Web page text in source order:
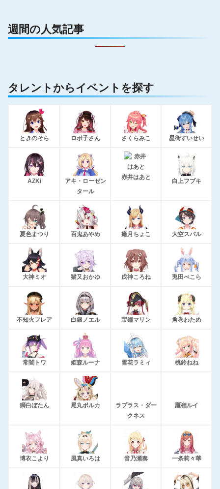
週間の人気記事
タレントからイベントを探す
ときのそら ロボ子さん さくらみこ 星街すいせい
AZKi
アキ・ローゼン
タール
赤井はあと
白上フブキ
夏色まつり 百鬼あやめ 癒月ちょこ 大空スバル
大神ミオ 猫又おかゆ 戌神ころね 兎田ぺこら
不知火フレア 白銀ノエル 宝鐘マリン 角巻わため
常闇トワ 姫森ルーナ 雪花ラミィ 桃鈴ねね
獅白ぼたん 尾丸ポルカ
ラプラス・ダー
クネス
鷹嶺ルイ
博衣こより 風真いろは 音乃瀬奏 一条莉々華